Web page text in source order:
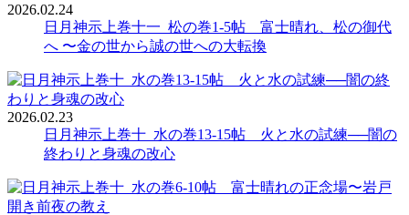
2026.02.24
日月神示上巻十一_松の巻1-5帖 富士晴れ、松の御代
へ 〜金の世から誠の世への大転換
2026.02.23
日月神示上巻十_水の巻13-15帖 火と水の試練──闇の
終わりと身魂の改心